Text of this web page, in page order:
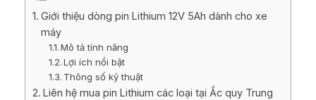
Giới thiệu dòng pin Lithium 12V 5Ah dành cho xe
máy
Mô tả tính năng
Lợi ích nổi bật
Thông số kỹ thuật
Liên hệ mua pin Lithium các loại tại Ắc quy Trung